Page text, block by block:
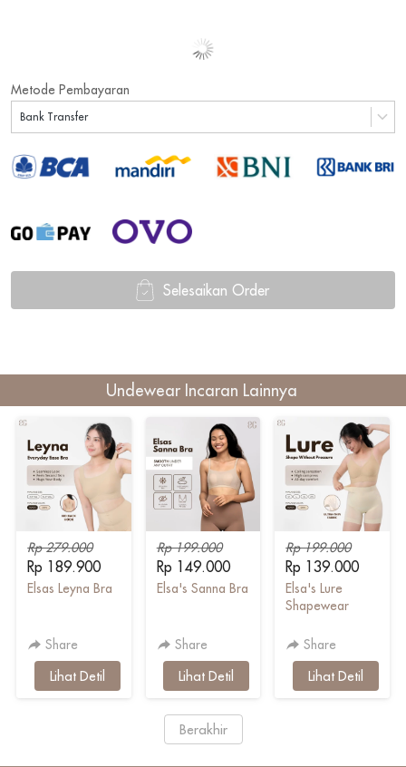
Metode Pembayaran
Bank Transfer
` Selesaikan Order
Undewear Incaran Lainnya
Rp 279.000
Rp 189.900
Elsas Leyna Bra
Share
`Lihat Detil
Rp 199.000
Rp 149.000
Elsa's Sanna Bra
Share
`
Lihat Detil
Rp 199.000
Rp 139.000
Elsa's Lure
Shapewear
Share
`Lihat Detil
`
Berakhir